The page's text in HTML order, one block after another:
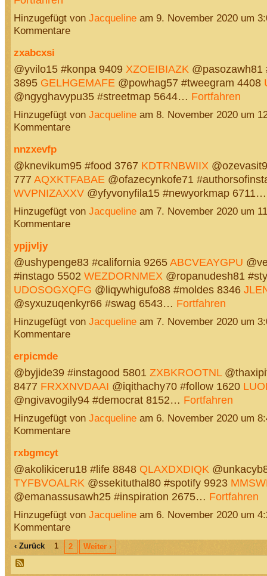
Hinzugefügt von Jacquelineam 9. November 2020 um
Kommentare
zxabcxsi
@yvilo15 #konpa 9409 XZOEIBIAZK @pasozawh81
3895 GELHGEMAFE @powhag57 #tweegram 4408
@ngyghavypu35 #streetmap 5644… Fortfahren
Hinzugefügt von Jacquelineam 8. November 2020 um
Kommentare
nnzxevfp
@knevikum95 #food 3767 KDTRNBWIIX
777 AQXKTFABAE @ofazecynkofe71
WVPNIZAXXV@yfyvonyfila15 #newyorkmap
Hinzugefügt von Jacquelineam 7. November 2020 um
Kommentare
ypjjvljy
@ushypenge83 #california 9265ABCVEAYGPU
#instago 5502 WEZDORNMEX @ropanudesh81
UDOSOGXQFG @liqywhigufo88 #moldes 8346
@syxuzuqenkyr66 #swag 6543… Fortfahren
Hinzugefügt von Jacquelineam 7. November 2020 um
Kommentare
erpicmde
@byjide39 #instagood 5801 ZXBKROOTNL
8477 FRXXNVDAAI @iqithachy70 #follow 1620
@ngivavogily94 #democrat 8152… Fortfahren
Hinzugefügt von Jacquelineam 6. November 2020 um
Kommentare
rxbgmcyt
@akolikiceru18 #life 8848 QLAXDXDIQK
TYFBVOALRK @ssekituthal80 #spotify 9923
@emanassusawh25 #inspiration 2675… Fortfahren
Hinzugefügt von Jacquelineam 6. November 2020 um
Kommentare
‹ Zurück 1 2 Weiter ›